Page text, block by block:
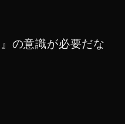
』の意識が必要だな